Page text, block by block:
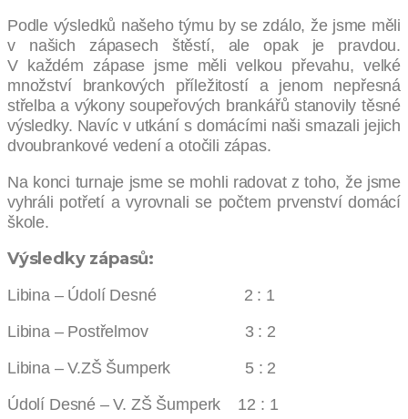
Podle výsledků našeho týmu by se zdálo, že jsme měli
v našich zápasech štěstí, ale opak je pravdou.
V každém zápase jsme měli velkou převahu, velké
množství brankových příležitostí a jenom nepřesná
střelba a výkony soupeřových brankářů stanovily těsné
výsledky. Navíc v utkání s domácími naši smazali jejich
dvoubrankové vedení a otočili zápas.
Na konci turnaje jsme se mohli radovat z toho, že jsme
vyhráli potřetí a vyrovnali se počtem prvenství domácí
škole.
Výsledky zápasů:
Libina – Údolí Desné 2 : 1
Libina – Postřelmov 3 : 2
Libina – V.ZŠ Šumperk 5 : 2
Údolí Desné – V. ZŠ Šumperk 12 : 1